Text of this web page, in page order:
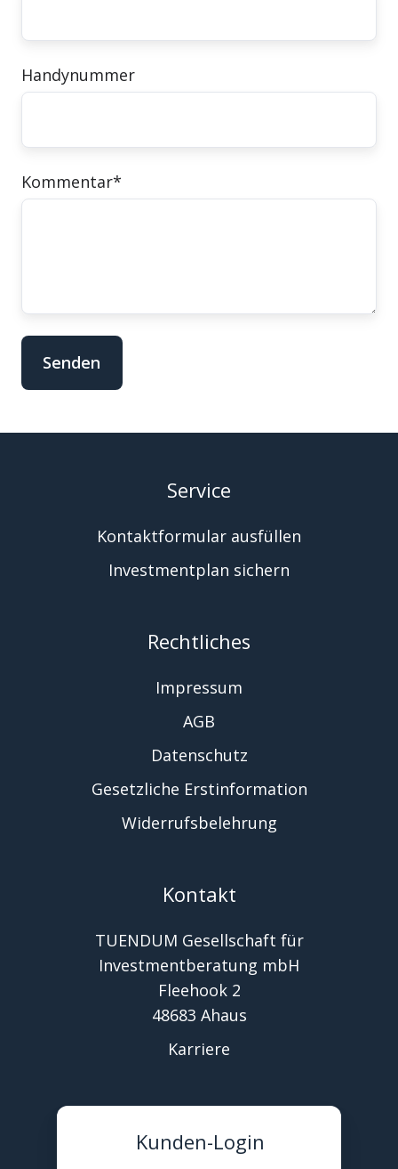
Handynummer
Kommentar*
Service
Kontaktformular ausfüllen
Investmentplan sichern
Rechtliches
Impressum
AGB
Datenschutz
Gesetzliche Erstinformation
Widerrufsbelehrung
Kontakt
TUENDUM Gesellschaft für
Investmentberatung mbH
Fleehook 2
48683 Ahaus
Karriere
Kunden-Login